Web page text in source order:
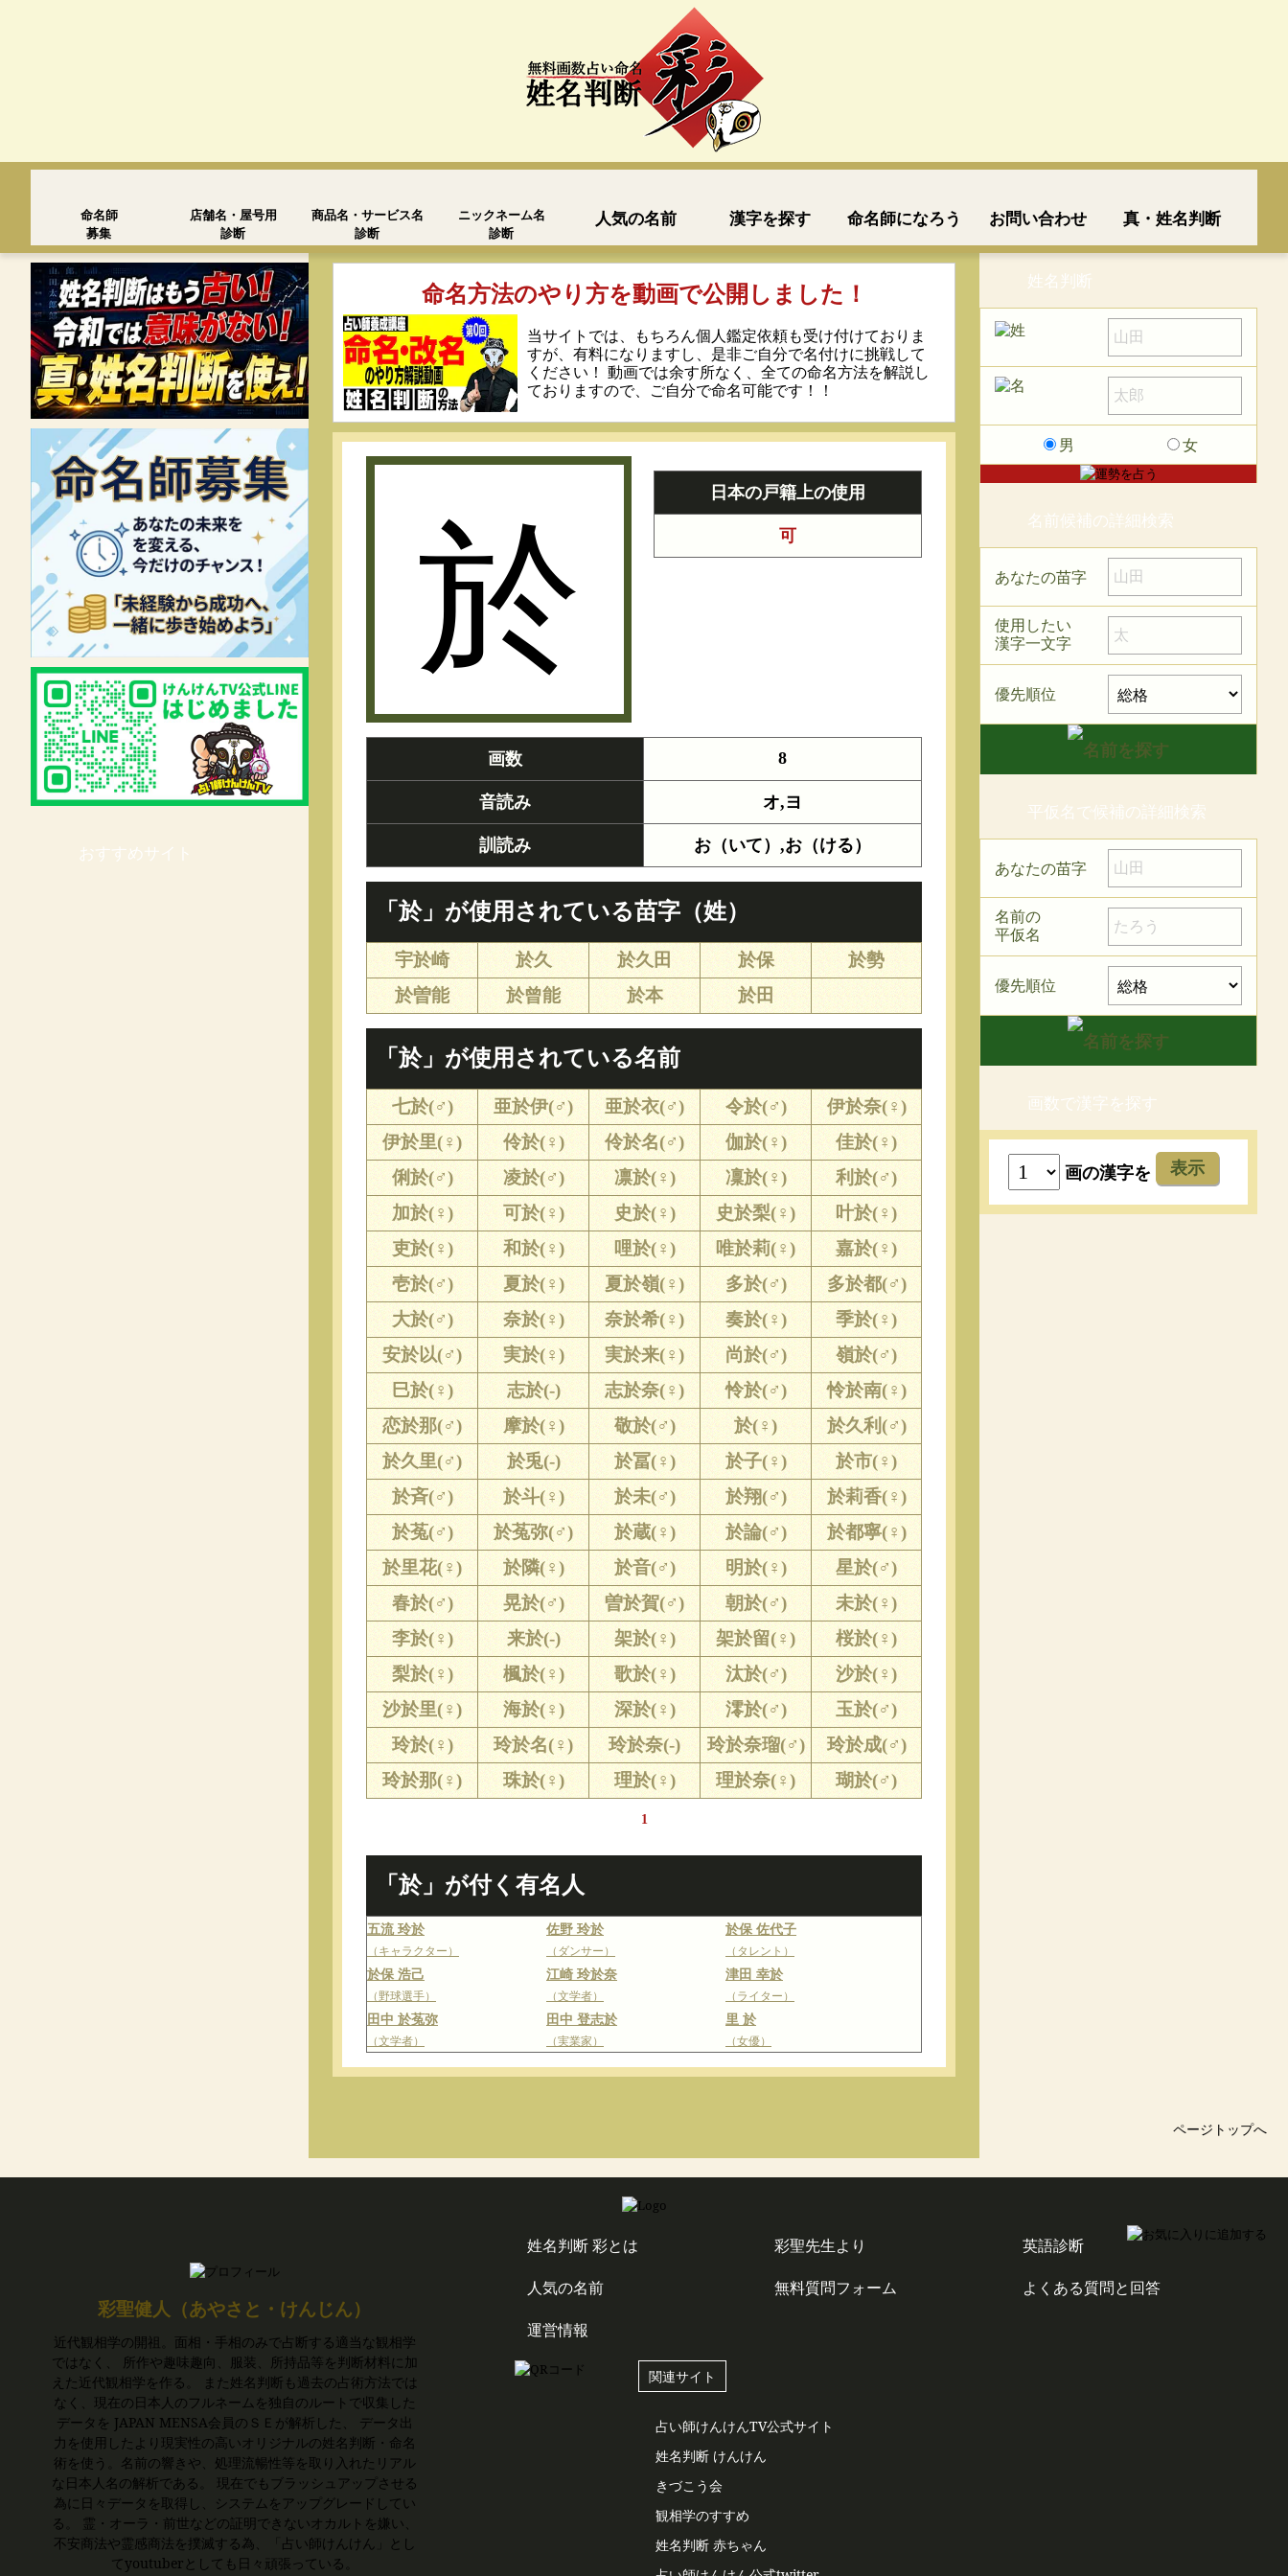
命名師
募集
店舗名・屋号用
診断
商品名・サービス名
診断
ニックネーム名
診断
人気の名前 漢字を探す 命名師になろう お問い合わせ 真・姓名判断
おすすめサイト
命名方法のやり方を動画で公開しました！
当サイトでは、もちろん個人鑑定依頼も受け付けておりま
すが、有料になりますし、是非ご自分で名付けに挑戦して
ください！ 動画では余す所なく、全ての命名方法を解説し
ておりますので、ご自分で命名可能です！！
於 日本の戸籍上の使用
可
画数 8
音読み オ,ヨ
訓読み お（いて）,お（ける）
「於」が使用されている苗字（姓）
宇於崎 於久 於久田 於保
於勢
於曽能
於曾能 於本 於田
「於」が使用されている名前
七於(♂) 亜於伊(♂) 亜於衣(♂) 令於(♂)
伊於奈(♀)
伊於里(♀)
伶於(♀) 伶於名(♂) 伽於(♀)
佳於(♀)
俐於(♂)
凌於(♂) 凛於(♀) 凜於(♀)
利於(♂)
加於(♀)
可於(♀) 史於(♀) 史於梨(♀)
叶於(♀)
吏於(♀)
和於(♀) 哩於(♀) 唯於莉(♀)
嘉於(♀)
壱於(♂)
夏於(♀) 夏於嶺(♀) 多於(♂)
多於都(♂)
大於(♂)
奈於(♀) 奈於希(♀) 奏於(♀)
季於(♀)
安於以(♂)
実於(♀) 実於来(♀) 尚於(♂)
嶺於(♂)
巳於(♀)
志於(-) 志於奈(♀) 怜於(♂)
怜於南(♀)
恋於那(♂)
摩於(♀) 敬於(♂) 於(♀)
於久利(♂)
於久里(♂)
於兎(-) 於冨(♀) 於子(♀)
於市(♀)
於斉(♂)
於斗(♀) 於未(♂) 於翔(♂)
於莉香(♀)
於菟(♂)
於菟弥(♂) 於蔵(♀) 於論(♂)
於都寧(♀)
於里花(♀)
於隣(♀) 於音(♂) 明於(♀)
星於(♂)
春於(♂)
晃於(♂) 曽於賀(♂) 朝於(♂)
未於(♀)
李於(♀)
来於(-) 架於(♀) 架於留(♀)
桜於(♀)
梨於(♀)
楓於(♀) 歌於(♀) 汰於(♂)
沙於(♀)
沙於里(♀)
海於(♀) 深於(♀) 澪於(♂)
玉於(♂)
玲於(♀)
玲於名(♀) 玲於奈(-) 玲於奈瑠(♂)
玲於成(♂)
玲於那(♀)
珠於(♀) 理於(♀) 理於奈(♀) 瑚於(♂)
1
「於」が付く有名人
五流 玲於
（キャラクター）
佐野 玲於
（ダンサー）
於保 佐代子
（タレント）
於保 浩己
（野球選手）
江崎 玲於奈
（文学者）
津田 幸於
（ライター）
田中 於菟弥
（文学者）
田中 登志於
（実業家）
里 於
（女優）
姓名判断
男 女
名前候補の詳細検索
あなたの苗字
使用したい
漢字一文字
優先順位
平仮名で候補の詳細検索
あなたの苗字
名前の
平仮名
優先順位
画数で漢字を探す
画の漢字を 表示
ページトップへ
彩聖健人（あやさと・けんじん）
近代観相学の開祖。面相・手相のみで占断する適当な観相学
ではなく、 所作や趣味趣向、服装、所持品等を判断材料に加
えた近代観相学を作る。 また姓名判断も過去の占術方法では
なく、現在の日本人のフルネームを独自のルートで収集した
データを JAPAN MENSA会員のＳＥが解析した、 データ出
力を使用したより現実性の高いオリジナルの姓名判断・命名
術を使う。名前の響きや、処理流暢性等を取り入れたリアル
な日本人名の解析である。 現在でもブラッシュアップさせる
為に日々データを取得し、システムをアップグレードしてい
る。 霊・オーラ・前世などの証明できないオカルトを嫌い、
不安商法や霊感商法を撲滅する為、「占い師けんけん」とし
てyoutuberとしても日々頑張っている。
姓名判断 彩とは 彩聖先生より
英語診断
人気の名前
無料質問フォーム
よくある質問と回答
運営情報
関連サイト
占い師けんけんTV公式サイト
姓名判断 けんけん
きづこう会
観相学のすすめ
姓名判断 赤ちゃん